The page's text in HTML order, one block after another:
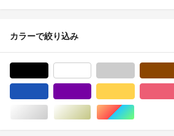
カラーで絞り込み
シルバー/銀色系ゴールド/金色系マルチカラ